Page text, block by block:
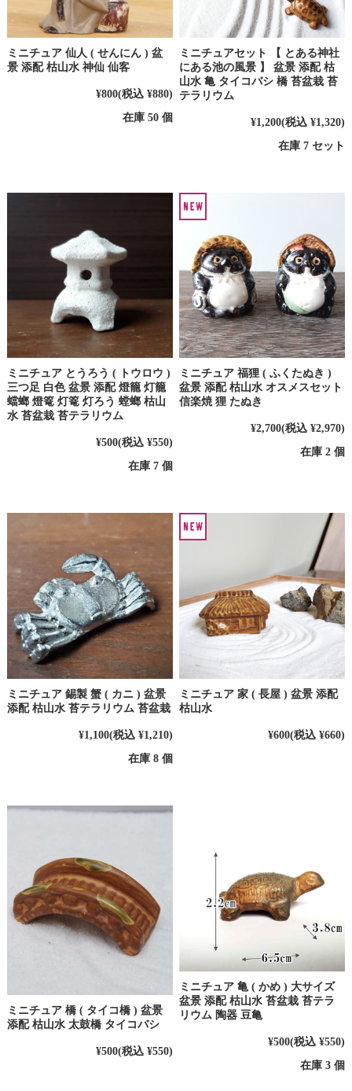
ミニチュア 仙人 ( せんにん ) 盆
景 添配 枯山水 神仙 仙客
¥800(税込 ¥880)
在庫 50 個
ミニチュアセット 【 とある神社
にある池の風景 】 盆景 添配 枯
山水 亀 タイコバシ 橋 苔盆栽 苔
テラリウム
¥1,200(税込 ¥1,320)
在庫 7 セット
ミニチュア とうろう ( トウロウ )
三つ足 白色 盆景 添配 燈籠 灯籠
蟷螂 燈篭 灯篭 灯ろう 螳螂 枯山
水 苔盆栽 苔テラリウム
¥500(税込 ¥550)
在庫 7 個
ミニチュア 福狸 ( ふくたぬき )
盆景 添配 枯山水 オスメスセット
信楽焼 狸 たぬき
¥2,700(税込 ¥2,970)
在庫 2 個
ミニチュア 錫製 蟹 ( カニ ) 盆景
添配 枯山水 苔テラリウム 苔盆栽
¥1,100(税込 ¥1,210)
在庫 8 個
ミニチュア 家 ( 長屋 ) 盆景 添配
枯山水
¥600(税込 ¥660)
ミニチュア 橋 ( タイコ橋 ) 盆景
添配 枯山水 太鼓橋 タイコバシ
¥500(税込 ¥550)
ミニチュア 亀 ( かめ ) 大サイズ
盆景 添配 枯山水 苔盆栽 苔テラ
リウム 陶器 豆亀
¥500(税込 ¥550)
在庫 3 個